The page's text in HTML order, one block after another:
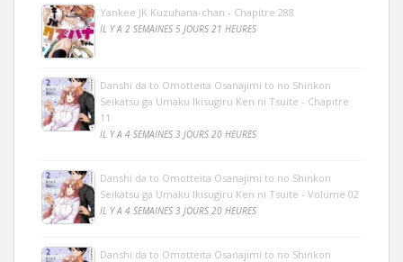
Yankee JK Kuzuhana-chan - Chapitre 288
IL Y A 2 SEMAINES 5 JOURS 21 HEURES
Danshi da to Omotteita Osanajimi to no Shinkon
Seikatsu ga Umaku Ikisugiru Ken ni Tsuite - Chapitre
11
IL Y A 4 SEMAINES 3 JOURS 20 HEURES
Danshi da to Omotteita Osanajimi to no Shinkon
Seikatsu ga Umaku Ikisugiru Ken ni Tsuite - Volume 02
IL Y A 4 SEMAINES 3 JOURS 20 HEURES
Danshi da to Omotteita Osanajimi to no Shinkon